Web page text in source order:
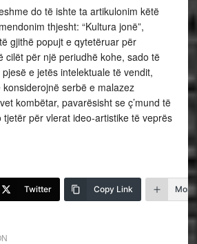
do të ishte ta artikulonim këtë
thjesht: “Kultura jonë”,
gjithë popujt e qytetëruar për
cilët për një periudhë kohe, sado të
e jetës intelektuale të vendit,
serbë e malazez
kombëtar, pavarësisht se ç’mund të
tjetër për vlerat ideo-artistike të veprës
Twitter Copy Link More